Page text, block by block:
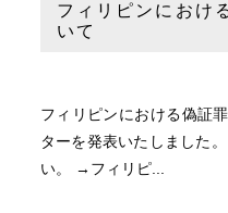
フィリピンにおけ
いて
フィリピンにおける偽証
ターを発表いたしました
い。 →フィリピ...